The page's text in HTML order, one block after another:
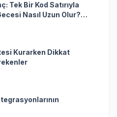
Tek Bir Kod Satırıyla
Nasıl Uzun Olur?
Güçlü Rolü)
Kurarken Dikkat